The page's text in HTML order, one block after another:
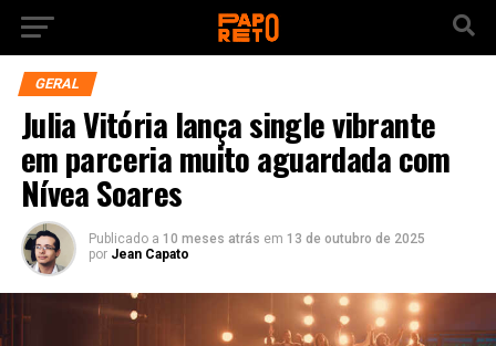
GERAL
Julia Vitória lança single vibrante
em parceria muito aguardada com
Nívea Soares
Publicado a 10 meses atrás em 13 de outubro de 2025
por Jean Capato